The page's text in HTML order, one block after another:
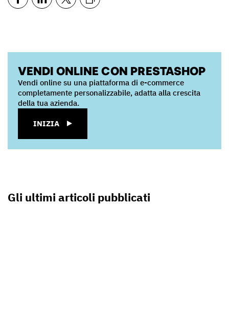
VENDI ONLINE CON PRESTASHOP
Vendi online su una piattaforma di e-commerce
completamente personalizzabile, adatta alla crescita
della tua azienda.
INIZIA
Gli ultimi articoli pubblicati